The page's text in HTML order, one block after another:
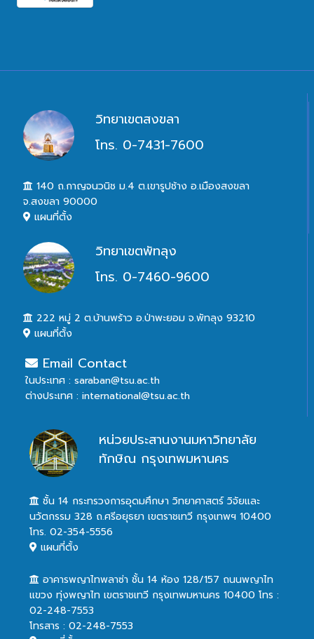
วิทยาเขตสงขลา
โทร. 0-7431-7600
140 ถ.กาญจนวนิช ม.4 ต.เขารูปช้าง อ.เมืองสงขลา
จ.สงขลา 90000
แผนที่ตั้ง
วิทยาเขตพัทลุง
โทร. 0-7460-9600
222 หมู่ 2 ต.บ้านพร้าว อ.ป่าพะยอม จ.พัทลุง 93210
แผนที่ตั้ง
Email Contact
ในประเทศ : saraban@tsu.ac.th
ต่างประเทศ : international@tsu.ac.th
หน่วยประสานงานมหาวิทยาลัย
ทักษิณ กรุงเทพมหานคร
ชั้น 14 กระทรวงการอุดมศึกษา วิทยาศาสตร์ วิจัยและ
นวัตกรรม 328 ถ.ศรีอยุธยา เขตราชเทวี กรุงเทพฯ 10400
โทร. 02-354-5556
แผนที่ตั้ง
อาคารพญาไทพลาซ่า ชั้น 14 ห้อง 128/157 ถนนพญาไท
แขวง ทุ่งพญาไท เขตราชเทวี กรุงเทพมหานคร 10400 โทร :
02-248-7553
โทรสาร : 02-248-7553